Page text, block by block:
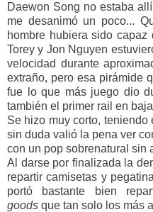
Daewon Song no estaba
me desanimó un poco...
hombre hubiera sido capaz
Torey y Jon Nguyen
velocidad durante
extraño, pero esa pirámide
fue lo que más juego dio
también el primer rail en
Se hizo muy corto, teniendo
sin duda valió la pena ver
con un pop sobrenatural sin
Al darse por finalizada la
repartir camisetas y
portó bastante bien
goods que tan solo los más